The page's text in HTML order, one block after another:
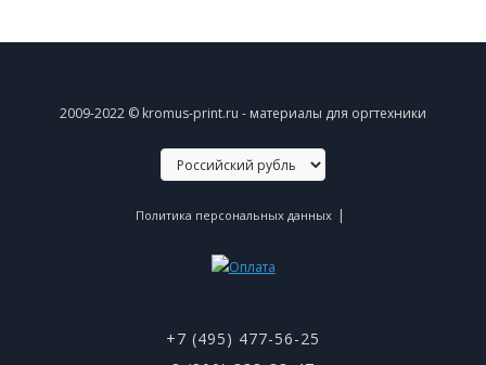
2009-2022 © kromus-print.ru - материалы для оргтехники
Политика персональных данных |
+7 (495) 477-56-25